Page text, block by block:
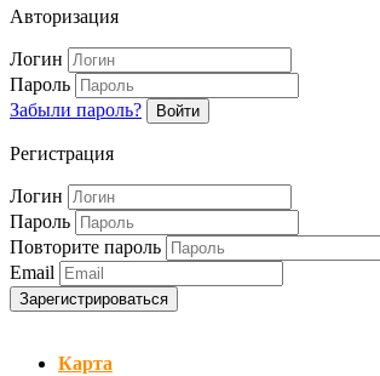
Авторизация
Логин
Пароль
Забыли пароль?
Войти
Регистрация
Логин
Пароль
Повторите пароль
Email
Зарегистрироваться
Карта